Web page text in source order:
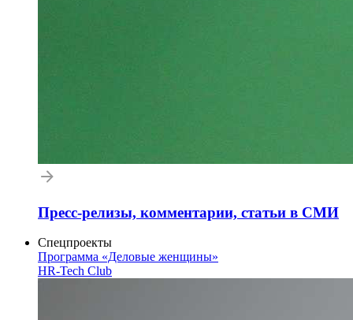
Пресс-релизы, комментарии, статьи в СМИ
Спецпроекты
Программа «Деловые женщины»
HR-Tech Club